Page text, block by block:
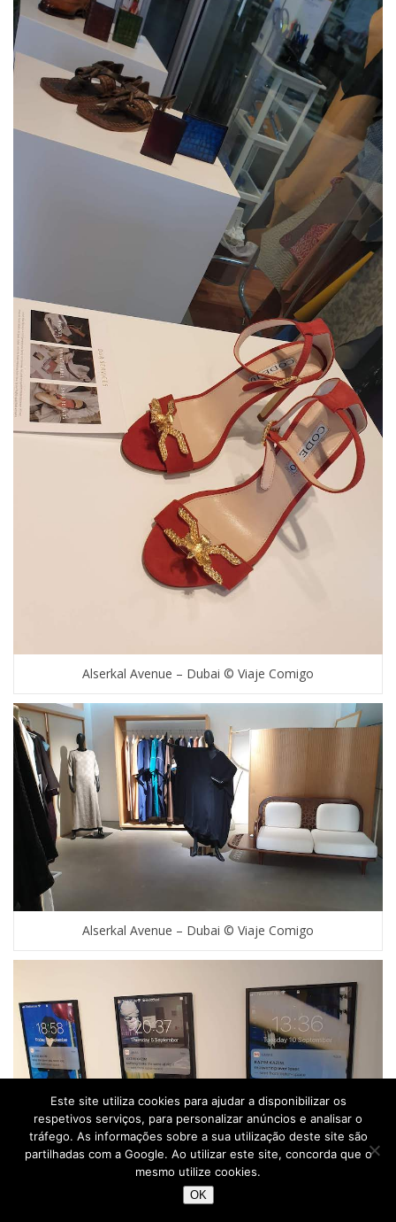
Alserkal Avenue – Dubai © Viaje Comigo
Alserkal Avenue – Dubai © Viaje Comigo
Alserkal Avenue – Dubai © Viaje Comigo
Este site utiliza cookies para ajudar a disponibilizar os
respetivos serviços, para personalizar anúncios e analisar o
tráfego. As informações sobre a sua utilização deste site são
partilhadas com a Google. Ao utilizar este site, concorda que o
mesmo utilize cookies.
OK